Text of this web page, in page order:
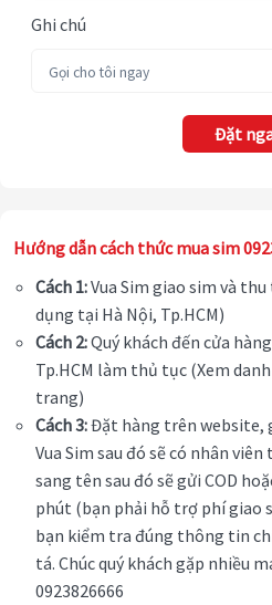
Ghi chú
Đặt
Hướng dẫn cách thức mua sim
Cách 1:Vua Sim giao sim và
dụng tại Hà Nội, Tp.HCM)
Cách 2:Quý khách đến cửa
Tp.HCM làm thủ tục (Xem
trang)
Cách 3:Đặt hàng trên website,
Vua Sim sau đó sẽ có nhân
sang tên sau đó sẽ gửi COD
phút (bạn phải hỗ trợ phí giao
bạn kiểm tra đúng thông tin
tá. Chúc quý khách gặp nhiều
0923826666